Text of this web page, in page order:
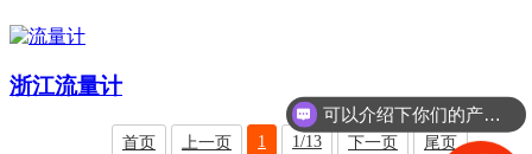
浙江流量计
首页 上一页 1 1/13 下一页 尾页
可以介绍下你们的产品么